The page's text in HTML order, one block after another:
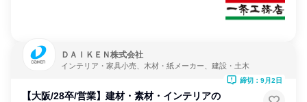
ＤＡＩＫＥＮ株式会社
インテリア・家具小売、木材・紙メーカー、建設・土木
【大阪/28卒/営業】建材・素材・インテリアの
締切：9月2日